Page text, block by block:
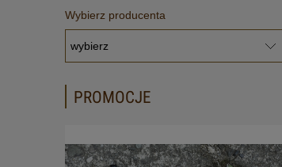
Wybierz producenta
PROMOCJE